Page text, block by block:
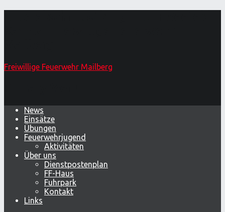
Freiwillige Feuerwehr Mailberg
News
Einsätze
Übungen
Feuerwehrjugend
Aktivitäten
Über uns
Dienstpostenplan
FF-Haus
Fuhrpark
Kontakt
Links